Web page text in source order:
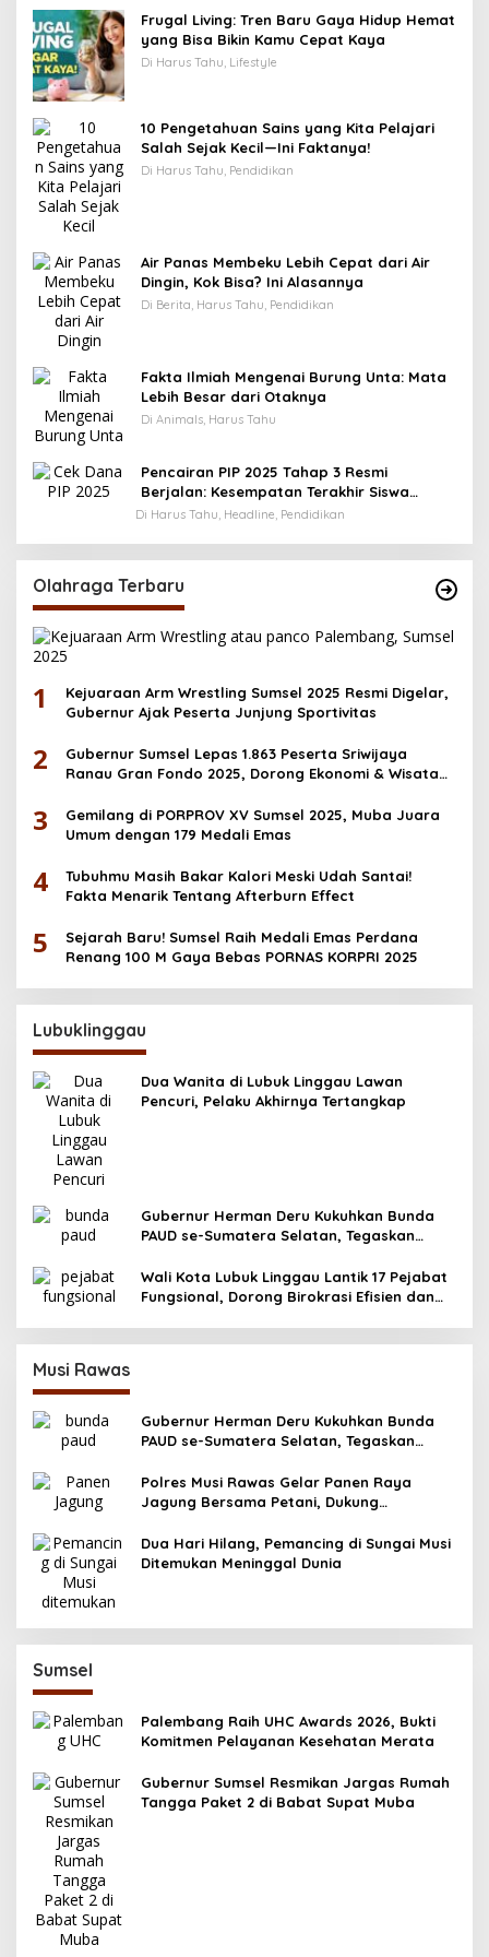
Frugal Living: Tren Baru Gaya Hidup Hemat
yang Bisa Bikin Kamu Cepat Kaya
Di Harus Tahu, Lifestyle
10 Pengetahuan Sains yang Kita Pelajari
Salah Sejak Kecil—Ini Faktanya!
Di Harus Tahu, Pendidikan
Air Panas Membeku Lebih Cepat dari Air
Dingin, Kok Bisa? Ini Alasannya
Di Berita, Harus Tahu, Pendidikan
Fakta Ilmiah Mengenai Burung Unta: Mata
Lebih Besar dari Otaknya
Di Animals, Harus Tahu
Pencairan PIP 2025 Tahap 3 Resmi
Berjalan: Kesempatan Terakhir Siswa
Menerima Bantuan Pendidikan hingga
Di Harus Tahu, Headline, Pendidikan
Olahraga Terbaru
1
Kejuaraan Arm Wrestling Sumsel 2025 Resmi Digelar,
Gubernur Ajak Peserta Junjung Sportivitas
2
Gubernur Sumsel Lepas 1.863 Peserta Sriwijaya
Ranau Gran Fondo 2025, Dorong Ekonomi & Wisata
3
Gemilang di PORPROV XV Sumsel 2025, Muba Juara
Umum dengan 179 Medali Emas
4
Tubuhmu Masih Bakar Kalori Meski Udah Santai!
Fakta Menarik Tentang Afterburn Effect
5
Sejarah Baru! Sumsel Raih Medali Emas Perdana
Renang 100 M Gaya Bebas PORNAS KORPRI 2025
Lubuklinggau
Dua Wanita di Lubuk Linggau Lawan
Pencuri, Pelaku Akhirnya Tertangkap
Gubernur Herman Deru Kukuhkan Bunda
PAUD se-Sumatera Selatan, Tegaskan
Wali Kota Lubuk Linggau Lantik 17 Pejabat
Fungsional, Dorong Birokrasi Efisien dan
Musi Rawas
Gubernur Herman Deru Kukuhkan Bunda
PAUD se-Sumatera Selatan, Tegaskan
Polres Musi Rawas Gelar Panen Raya
Jagung Bersama Petani, Dukung
Dua Hari Hilang, Pemancing di Sungai Musi
Ditemukan Meninggal Dunia
Sumsel
Palembang Raih UHC Awards 2026, Bukti
Komitmen Pelayanan Kesehatan Merata
Gubernur Sumsel Resmikan Jargas Rumah
Tangga Paket 2 di Babat Supat Muba